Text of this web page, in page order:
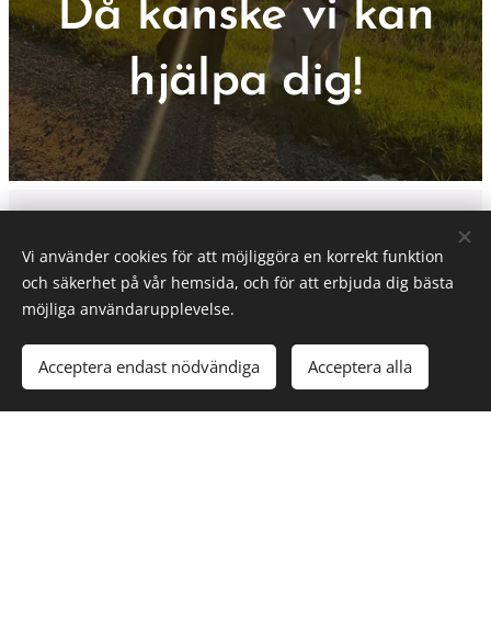
Då kanske vi kan
hjälpa dig!
KONTAKT
Vi använder cookies för att möjliggöra en korrekt funktion
och säkerhet på vår hemsida, och för att erbjuda dig bästa
möjliga användarupplevelse.
Acceptera endast nödvändiga Acceptera alla